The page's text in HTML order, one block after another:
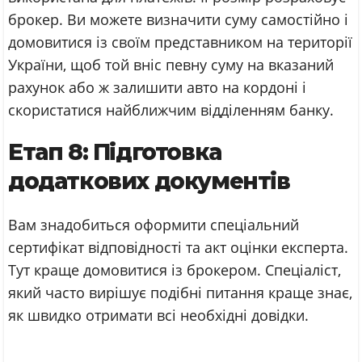
брокер. Ви можете визначити суму самостійно і
домовитися із своїм представником на території
України, щоб той вніс певну суму на вказаний
рахунок або ж залишити авто на кордоні і
скористатися найближчим відділенням банку.
Етап 8: Підготовка
додаткових документів
Вам знадобиться оформити спеціальний
сертифікат відповідності та акт оцінки експерта.
Тут краще домовитися із брокером. Спеціаліст,
який часто вирішує подібні питання краще знає,
як швидко отримати всі необхідні довідки.